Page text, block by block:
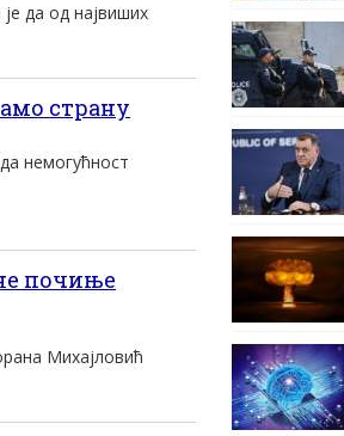
да од највиших
страну
немогућност
почиње
Михајловић